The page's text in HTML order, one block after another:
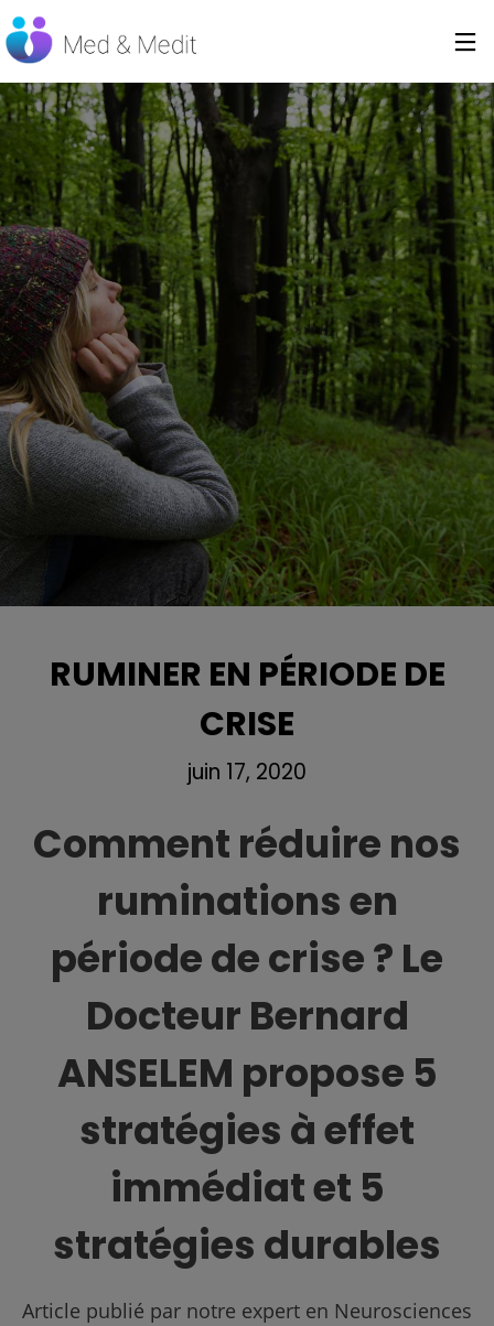
RUMINER EN PÉRIODE DE
CRISE
juin 17, 2020
Comment réduire nos
ruminations en
période de crise ? Le
Docteur Bernard
ANSELEM propose 5
stratégies à effet
immédiat et 5
stratégies durables
Article publié par notre expert en Neurosciences